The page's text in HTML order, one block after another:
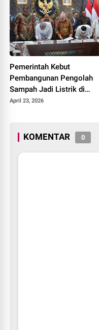
Pemerintah Kebut
Pembangunan Pengolah
Sampah Jadi Listrik di
Bekasi, Bogor, hingga
April 23, 2026
KOMENTAR 0